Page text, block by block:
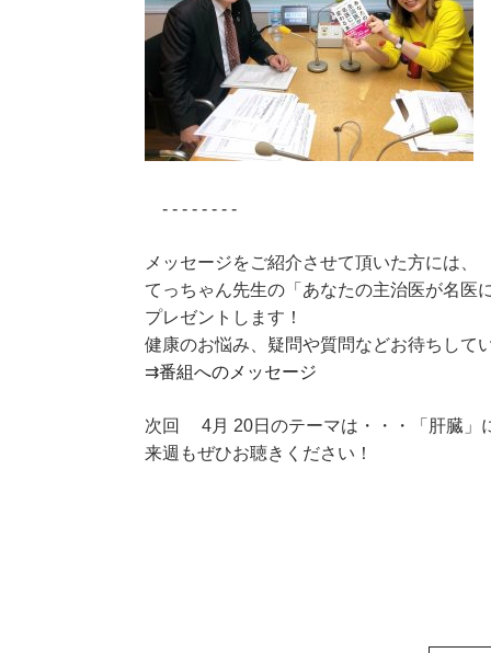
- - - - - - - -
メッセージをご紹介させて頂いた方には、
てっちゃん先生の「あなたの主治医が名医
プレゼントします！
健康のお悩み、疑問や質問などお待ちして
⇉番組へのメッセージ
次回 4月 20日のテーマは・・・「肝臓」
来週もぜひお聴きください！